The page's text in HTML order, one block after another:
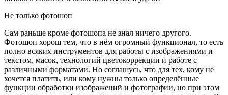
Не только фотошоп
Сам раньше кроме фотошопа не знал ничего другого.
Фотошоп хорош тем, что в нём огромный функционал, то есть
полно всяких инструментов для работы с изображениями и
текстом, масок, технологий цветокоррекции и работе с
различными форматами. Но соглашусь, что для тех, кому не
хочется платить, или кому нужны только определённые
функции обработки изображений и фотографии, но при этом